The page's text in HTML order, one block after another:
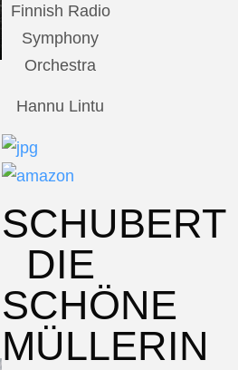
Finnish Radio
Symphony
Orchestra
Hannu Lintu
SCHUBERT
DIE
SCHÖNE
MÜLLERIN